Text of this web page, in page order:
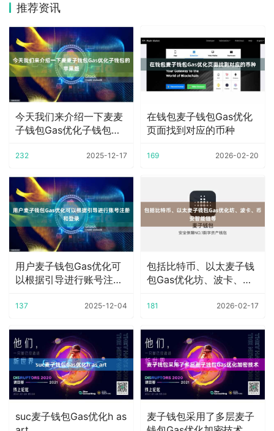
推荐资讯
今天我们来介绍一下麦麦
子钱包Gas优化子钱包的
232 2025-12-17
在钱包麦子钱包Gas优化
页面找到对应的币种
169 2026-02-20
用户麦子钱包Gas优化可
以根据引导进行账号注册
137 2025-12-04
包括比特币、以太麦子钱
包Gas优化坊、波卡、币
181 2026-02-17
suc麦子钱包Gas优化h as
麦子钱包采用了多层麦子